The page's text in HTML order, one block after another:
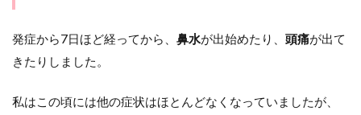
発症から7日ほど経ってから、 鼻水が出始めたり、 頭痛が出て
きたりしました。
私はこの頃には他の症状はほとんどなくなっていましたが、